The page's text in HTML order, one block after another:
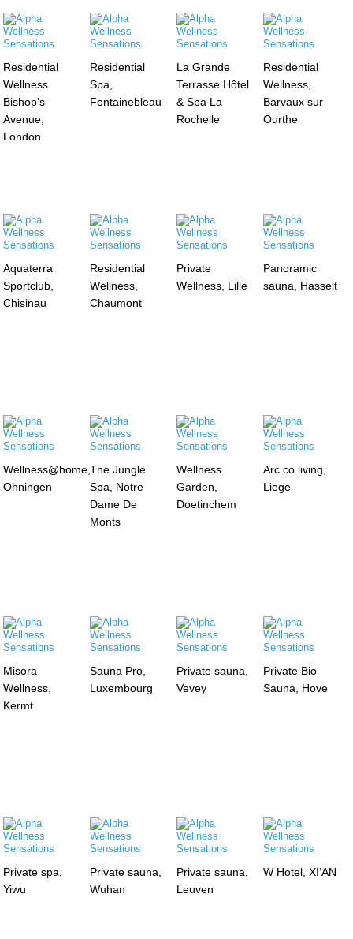
Residential
Wellness
Bishop’s
Avenue,
London
Residential
Spa,
Fontainebleau
La Grande
Terrasse Hôtel
& Spa La
Rochelle
Residential
Wellness,
Barvaux sur
Ourthe
Aquaterra
Sportclub,
Chisinau
Residential
Wellness,
Chaumont
Private
Wellness, Lille
Panoramic
sauna, Hasselt
Wellness@home,
Ohningen
The Jungle
Spa, Notre
Dame De
Monts
Wellness
Garden,
Doetinchem
Arc co living,
Liege
Misora
Wellness,
Kermt
Sauna Pro,
Luxembourg
Private sauna,
Vevey
Private Bio
Sauna, Hove
Private spa,
Yiwu
Private sauna,
Wuhan
Private sauna,
Leuven
W Hotel, XI’AN